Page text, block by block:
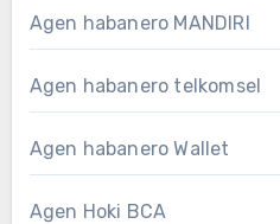
Agen habanero MANDIRI
Agen habanero telkomsel
Agen habanero Wallet
Agen Hoki BCA